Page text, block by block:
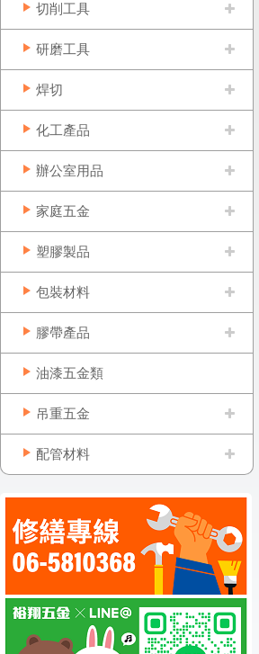
切削工具
研磨工具
焊切
化工產品
辦公室用品
家庭五金
塑膠製品
包裝材料
膠帶產品
油漆五金類
吊重五金
配管材料